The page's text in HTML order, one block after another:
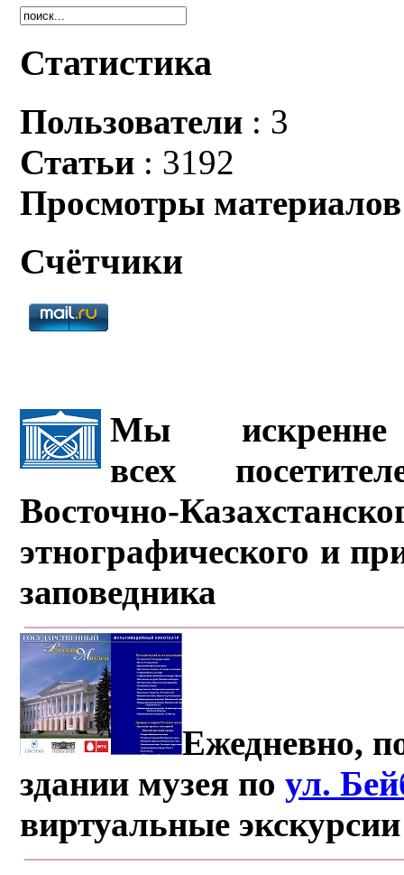
Статистика
Пользователи : 3
Статьи : 3192
Просмотры материалов
Счётчики
Мы искренне
всех
Восточно-
этнографического и
заповедника
Ежедневно,
здании музея поул.
виртуальные